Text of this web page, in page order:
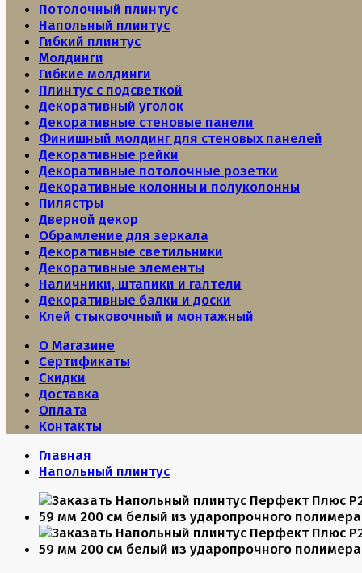
Потолочный плинтус
Напольный плинтус
Гибкий плинтус
Молдинги
Гибкие молдинги
Плинтус с подсветкой
Декоративный уголок
Декоративные стеновые панели
Финишный молдинг для стеновых панелей
Декоративные рейки
Декоративные потолочные розетки
Декоративные колонны и полуколонны
Пилястры
Дверной декор
Обрамление для зеркала
Декоративные светильники
Декоративные элементы
Наличники, штапики и галтели
Декоративные балки и доски
Клей стыковочный и монтажный
О Магазине
Сертификаты
Скидки
Доставка
Оплата
Контакты
Главная
Напольный плинтус